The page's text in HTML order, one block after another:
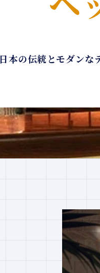
日本の伝統とモダンな